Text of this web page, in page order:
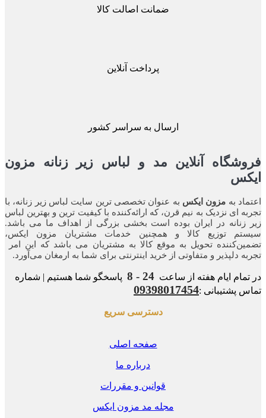
ضمانت اصالت کالا
پرداخت آنلاین
ارسال به سراسر کشور
آنلاین مد و لباس زیر زنانه مزون
بهمزون ایکس به عنوان تخصصی ترین سایت لباس زیر زنانه، با
ای نزدیک به نیم قرن، که ارائه‌کننده با کیفیت ترین و بهترین لباس
زنانه در ایران بوده ‌است بخشی بزرگی از اهداف ما می باشد.
توزیع کالا و همچنین خدمات مشتریان مزون ایکس،
تحویل به موقع کالا به مشتریان می باشد که این امر
دلپذیر و متفاوتی از خرید اینترنتی برای شما به ارمغان می‌آورد.
ایام هفته از ساعت24 - 8
پاسخگو شما هستیم | شماره
پشتیبانی :09398017454
دسترسی سریع
صفحه اصلی
درباره ما
قوانین و مقررات
مجله مد مزون ایکس